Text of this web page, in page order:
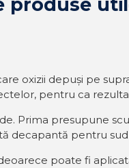
produse
oxizii depuși pe
pentru ca
Prima presupune
decapantă pentru
poate fi